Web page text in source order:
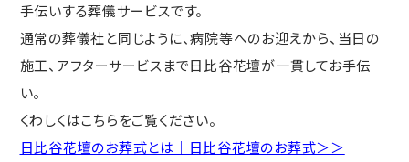
手伝いする葬儀サービスです。
通常の葬儀社と同じように、病院等へのお迎えから、当日の
施工、アフターサービスまで日比谷花壇が一貫してお手伝
い。
くわしくはこちらをご覧ください。
日比谷花壇のお葬式とは｜日比谷花壇のお葬式＞＞